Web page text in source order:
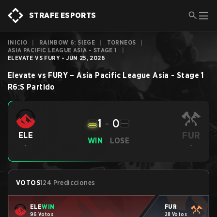
STRAFE ESPORTS
INICIO RAINBOW 6: SIEGE TORNEOS
ASIA PACIFIC LEAGUE ASIA - STAGE 1
ELEVATE VS FURY - JUN 25, 2026
Elevate vs FURY –Asia Pacific League Asia - Stage 1
R6:S Partido
ELE
-
WIN
1 - 0
LOSE FUR
-
VOTOS124 Predicciones
ELEWIN
96 Votos
FUR
28 Votos